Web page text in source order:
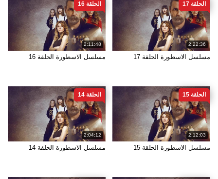
2:22:36
الحلقة 17
مسلسل الاسطورة الحلقة 17
2:11:48
الحلقة 16
مسلسل الاسطورة الحلقة 16
2:12:03
الحلقة 15
مسلسل الاسطورة الحلقة 15
2:04:12
الحلقة 14
مسلسل الاسطورة الحلقة 14